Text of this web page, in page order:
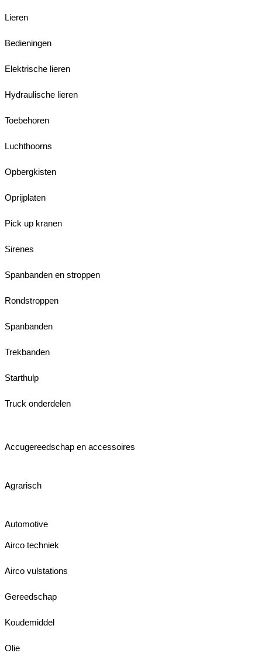
Lieren
Bedieningen
Elektrische lieren
Hydraulische lieren
Toebehoren
Luchthoorns
Opbergkisten
Oprijplaten
Pick up kranen
Sirenes
Spanbanden en stroppen
Rondstroppen
Spanbanden
Trekbanden
Starthulp
Truck onderdelen
Accugereedschap en accessoires
Agrarisch
Automotive
Airco techniek
Airco vulstations
Gereedschap
Koudemiddel
Olie